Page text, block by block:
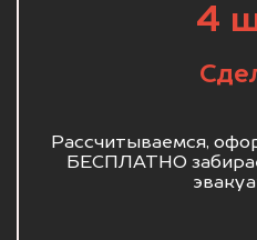
4
Рассчитываемся,
БЕСПЛАТНО